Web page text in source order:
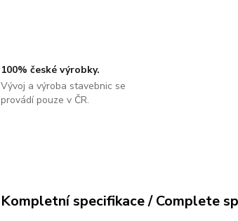
100% české výrobky.
Vývoj a výroba stavebnic se
provádí pouze v ČR.
Kompletní specifikace / Complete